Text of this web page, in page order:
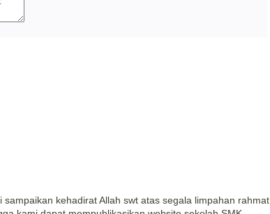
sampaikan kehadirat Allah swt atas segala limpahan rahmat